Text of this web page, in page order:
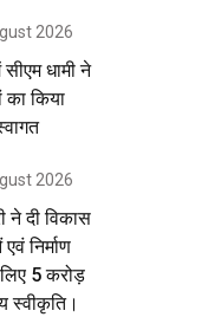
2026
सीएम धामी ने
का किया
2026
ने दी विकास
निर्माण
5 करोड़
स्वीकृति।